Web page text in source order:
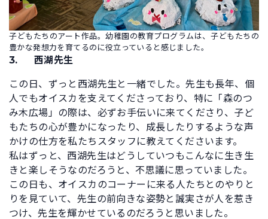
子どもたちのアート作品。幼稚園の教育プログラムは、子どもたちの
豊かな発想力を育てるのに役立っていると感じました。
3. 西湖先生
この日、ずっと西湖先生と一緒でした。先生も長年、個
人でもオイスカを支えてくださっており、特に「森のつ
み木広場」の際は、必ずお手伝いに来てくださり、子ど
もたちの心が豊かになったり、成長したりするような声
かけの仕方を私たちスタッフに教えてくださいます。
私はずっと、西湖先生はどうしていつもこんなに生き生
きと楽しそうなのだろうと、不思議に思っていました。
この日も、オイスカのコーナーに来る人たちとのやりと
りを見ていて、先生の前向きな姿勢と誠実さが人を惹き
つけ、先生を輝かせているのだろうと思いました。